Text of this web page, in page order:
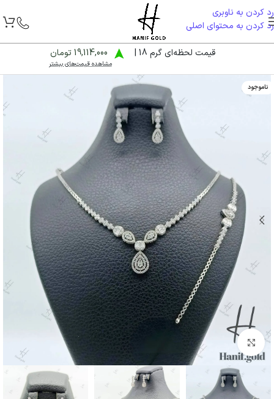
رد کردن به ناوبری
رد کردن به محتوای اصلی
قیمت لحظه‌ای گرم 18 | 19,114,000 تومان
مشاهده قیمت‌های بیشتر
ناموجود
بزرگنمایی تصویر